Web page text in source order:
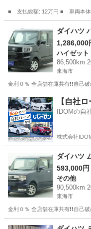
■ 支払総額: 12万円 ■ 車両本
愛知 ムーヴ
ダイハツ
1,286,000
ハイゼット
86,500km
東海市
金利０％ 全店舗在庫共有❗️❗️自
愛知 東海市 ハイゼット
【自社
IDOMの自
株式会社
ダイハツ
593,000円
その他
90,500km
東海市
金利０％ 全店舗在庫共有❗️❗️自
愛知 東海市 その他